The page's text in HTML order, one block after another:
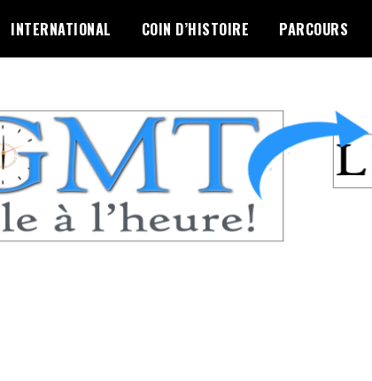
INTERNATIONAL COIN D’HISTOIRE PARCOURS